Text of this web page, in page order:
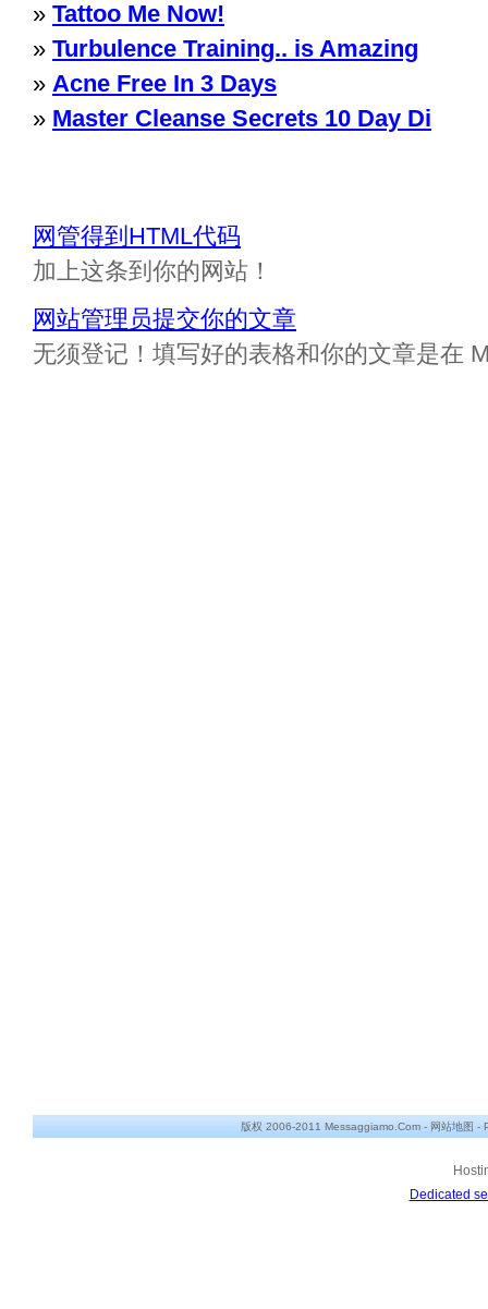
» Tattoo Me Now!
» Turbulence Training.. is Amazing
» Acne Free In 3 Days
» Master Cleanse Secrets 10 Day Di
网管得到HTML代码
加上这条到你的网站！
网站管理员提交你的文章
无须登记！填写好的表格和你的文章是在
版权 2006-2011 Messaggiamo.Com - 网站地图 -
Dedicated